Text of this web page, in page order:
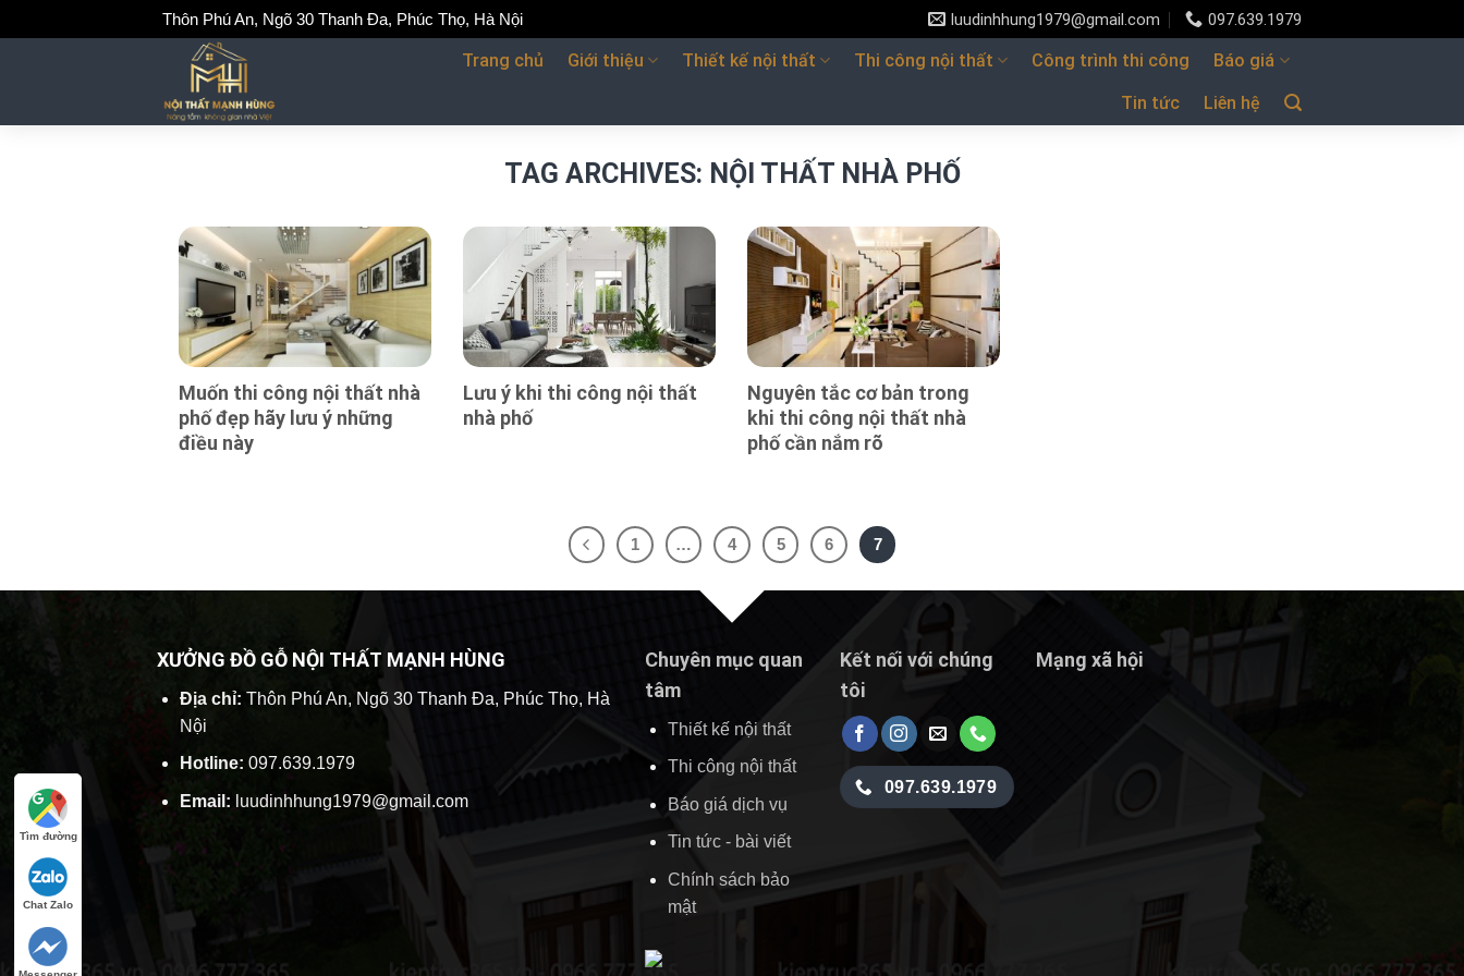
to
Thôn Phú An, Ngõ 30 Thanh Đa, Phúc Thọ, Hà Nội luudinhhung1979@gmail.com 097.639.1979
Trang chủ Giới thiệu Thiết kế nội thất Thi công nội thất Công trình thi công Báo giá
Tin tức Liên hệ
TAG ARCHIVES: NỘI THẤT NHÀ PHỐ
Muốn thi công nội thất nhà
phố đẹp hãy lưu ý những
điều này
Lưu ý khi thi công nội thất
nhà phố
Nguyên tắc cơ bản trong
khi thi công nội thất nhà
phố cần nắm rõ
1 … 4 5 6 7
XƯỞNG ĐỒ GỖ NỘI THẤT MẠNH HÙNG
Địa chỉ: Thôn Phú An, Ngõ 30 Thanh Đa, Phúc Thọ, Hà
Nội
Hotline: 097.639.1979
Email: luudinhhung1979@gmail.com
Chuyên mục quan
tâm
Thiết kế nội thất
Thi công nội thất
Báo giá dịch vụ
Tin tức - bài viết
Chính sách bảo
mật
Kết nối với chúng
tôi
097.639.1979
Mạng xã hội
Tìm đường
Chat Zalo